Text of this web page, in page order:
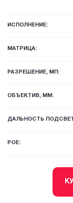
ИСПОЛНЕНИЕ:
МАТРИЦА:
РАЗРЕШЕНИЕ, МП:
ОБЪЕКТИВ, ММ:
ДАЛЬНОСТЬ
POE: